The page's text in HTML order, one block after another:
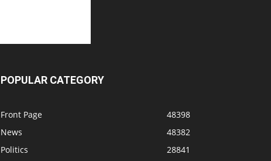
POPULAR CATEGORY
Front Page
48398
News
48382
Politics
28841